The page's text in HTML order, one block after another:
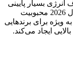
انرژی بسیار پایینی
دارند و بدون مواد سمی تولید می‌شوند، در سال 2026 محبوبیت
ویژه برای برندهایی
ایجاد می‌کند.